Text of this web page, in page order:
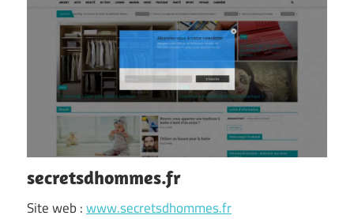
secretsdhommes.fr
Site web :www.secretsdhommes.fr